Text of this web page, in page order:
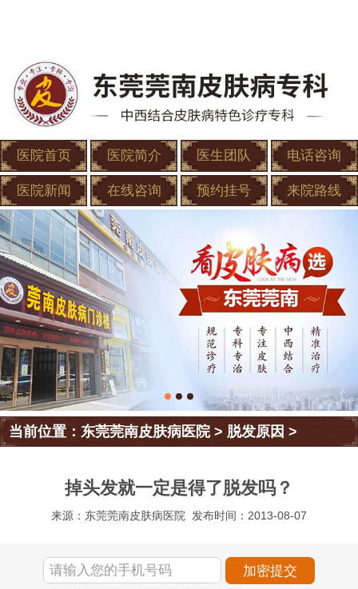
医院首页 医院简介 医生团队 电话咨询
医院新闻 在线咨询 预约挂号 来院路线
当前位置：东莞莞南皮肤病医院> 脱发原因 >
掉头发就一定是得了脱发吗？
来源：东莞莞南皮肤病医院 发布时间：2013-08-07